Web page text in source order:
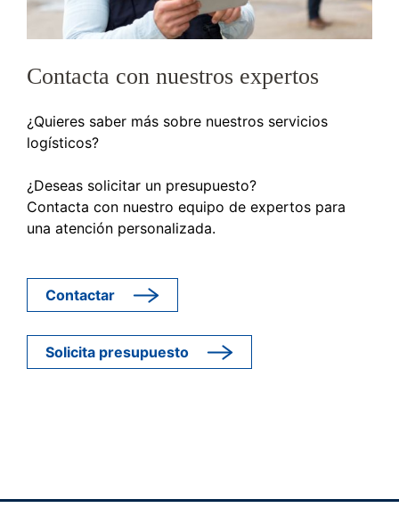
Contacta con nuestros expertos
¿Quieres saber más sobre nuestros servicios
logísticos?
¿Deseas solicitar un presupuesto?
Contacta con nuestro equipo de expertos para
una atención personalizada.
Contactar
Solicita presupuesto